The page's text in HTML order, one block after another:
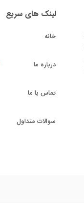
لینک های سریع
خانه
درباره ما
تماس با ما
سوالات متداول